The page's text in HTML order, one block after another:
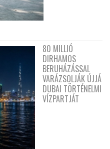
80 MILLIÓ
DIRHAMOS
BERUHÁZÁSSAL
VARÁZSOLJÁK ÚJJÁ
DUBAI TÖRTÉNELMI
VÍZPARTJÁT